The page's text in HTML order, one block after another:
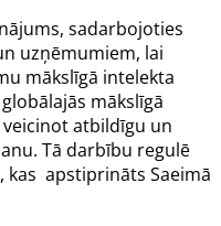
sadarbojoties
uzņēmumiem, lai
mākslīgā intelekta
mākslīgā
atbildīgu un
Tā darbību regulē
kas apstiprināts Saeimā